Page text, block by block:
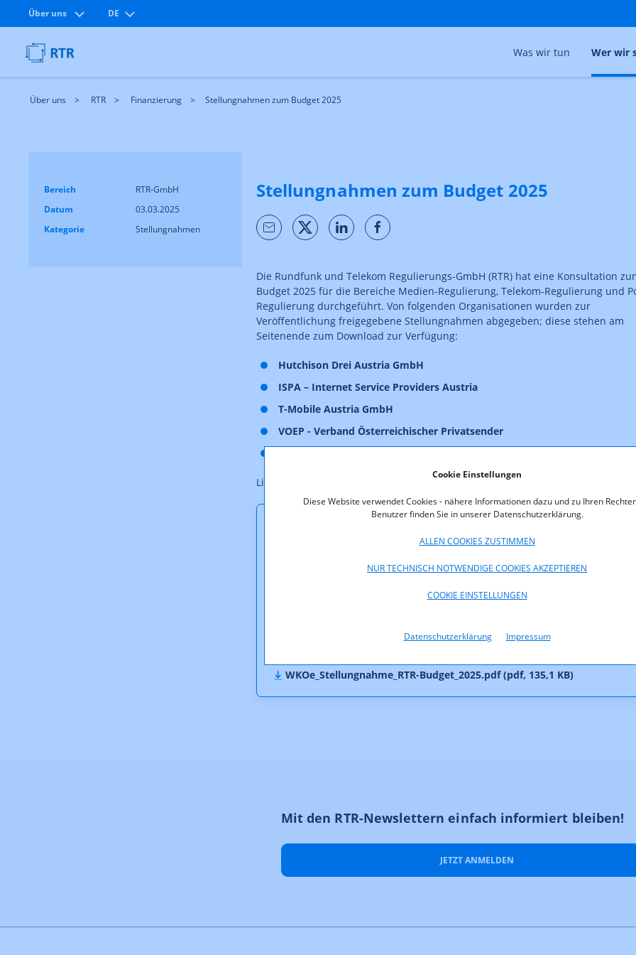
Cookie Einstellungen
Diese Website verwendet Cookies - nähere Informationen dazu und zu Ihren
Benutzer finden Sie in unserer Datenschutzerklärung.
ALLEN COOKIES ZUSTIMMEN
NUR TECHNISCH NOTWENDIGE COOKIES AKZEPTIEREN
COOKIE EINSTELLUNGEN
Datenschutzerklärung Impressum
Über uns DE
Was wir tun Wer wir
Über uns RTR Finanzierung Stellungnahmen zum Budget 2025
Bereich
RTR-GmbH
Datum
03.03.2025
Kategorie
Stellungnahmen
Stellungnahmen zum Budget 2025
Die Rundfunk und Telekom Regulierungs-GmbH (RTR) hat eine Konsultation
Budget 2025 für die Bereiche Medien-Regulierung, Telekom-Regulierung und
Regulierung durchgeführt. Von folgenden Organisationen wurden zur
Veröffentlichung freigegebene Stellungnahmen abgegeben; diese stehen am
Seitenende zum Download zur Verfügung:
Hutchison Drei Austria GmbH
ISPA – Internet Service Providers Austria
T-Mobile Austria GmbH
VOEP - Verband Österreichischer Privatsender
Link zum
VOeP_Stellungnahme_RTR-Budget_2025.pdf (pdf, 174,5 KB)
WKOe_Stellungnahme_RTR-Budget_2025.pdf (pdf, 135,1 KB)
Mit den RTR-Newslettern einfach informiert bleiben!
JETZT ANMELDEN